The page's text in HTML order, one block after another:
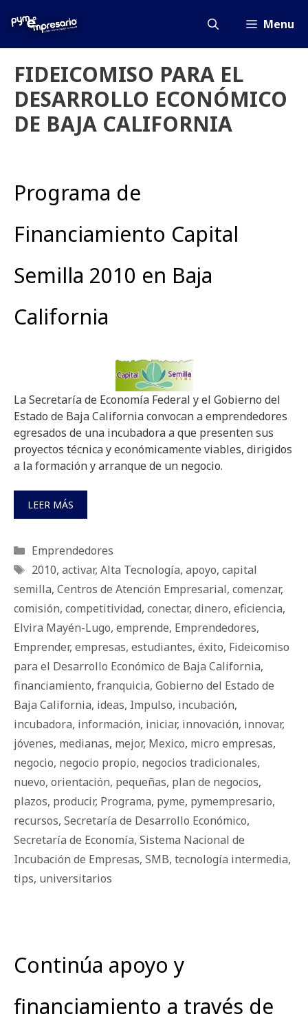
Menu
FIDEICOMISO PARA EL
DESARROLLO ECONÓMICO
DE BAJA CALIFORNIA
Programa de
Financiamiento Capital
Semilla 2010 en Baja
California
La Secretaría de Economía Federal y el Gobierno del
Estado de Baja California convocan a emprendedores
egresados de una incubadora a que presenten sus
proyectos técnica y económicamente viables, dirigidos
a la formación y arranque de un negocio.
LEER MÁS
Categorías
Emprendedores
Etiquetas
2010, activar, Alta Tecnología, apoyo, capital
semilla, Centros de Atención Empresarial, comenzar,
comisión, competitividad, conectar, dinero, eficiencia,
Elvira Mayén-Lugo, emprende, Emprendedores,
Emprender, empresas, estudiantes, éxito, Fideicomiso
para el Desarrollo Económico de Baja California,
financiamiento, franquicia, Gobierno del Estado de
Baja California, ideas, Impulso, incubación,
incubadora, información, iniciar, innovación, innovar,
jóvenes, medianas, mejor, Mexico, micro empresas,
negocio, negocio propio, negocios tradicionales,
nuevo, orientación, pequeñas, plan de negocios,
plazos, producir, Programa, pyme, pymempresario,
recursos, Secretaría de Desarrollo Económico,
Secretaría de Economía, Sistema Nacional de
Incubación de Empresas, SMB, tecnología intermedia,
tips, universitarios
Continúa apoyo y
financiamiento a través de